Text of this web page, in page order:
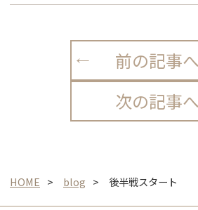
前の記事へ
次の記事へ
HOME blog 後半戦スタート